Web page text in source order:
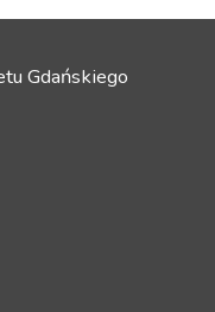
Gdańskiego